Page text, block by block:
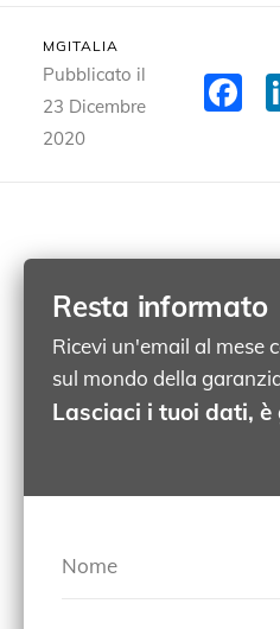
MGITALIA
Pubblicato il
23 Dicembre
2020
Resta informato
Ricevi un'email al mese
sul mondo della
Lasciaci i tuoi dati, è
Nome